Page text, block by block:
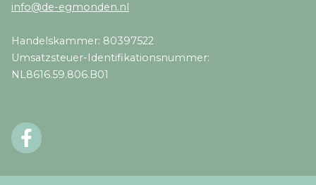
info@de-egmonden.nl
Handelskammer: 80397522
Umsatzsteuer-Identifikationsnummer:
NL8616.59.806.B01